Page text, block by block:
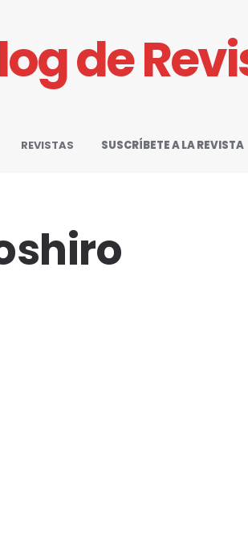
de
REVISTAS SUSCRÍBETE A LA REVISTA